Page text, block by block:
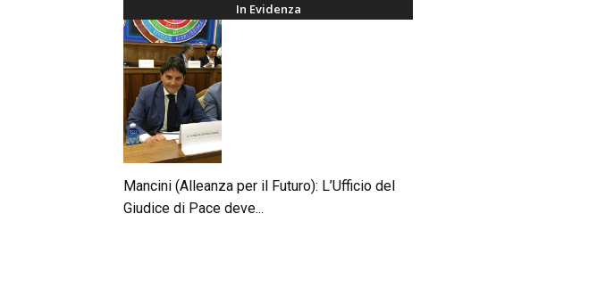
In Evidenza
Mancini (Alleanza per il Futuro): L’Ufficio del
Giudice di Pace deve...